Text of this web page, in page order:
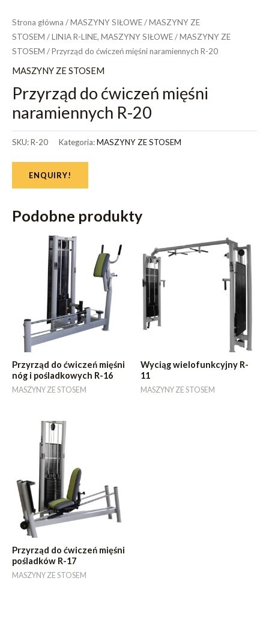
Strona główna /MASZYNY SIŁOWE/MASZYNY ZE
STOSEM /LINIA R-LINE, MASZYNY SIŁOWE/MASZYNY ZE
STOSEM / Przyrząd do ćwiczeń mięśni naramiennych R-20
MASZYNY ZE STOSEM
Przyrząd do ćwiczeń mięśni
naramiennych R-20
SKU:R-20 Kategoria:MASZYNY ZE STOSEM
ENQUIRY!
Podobne produkty
Przyrząd do ćwiczeń mięśni
nóg i pośladkowych R-16
MASZYNY ZE STOSEM
Wyciąg wielofunkcyjny R-
11
MASZYNY ZE STOSEM
Przyrząd do ćwiczeń mięśni
pośladków R-17
MASZYNY ZE STOSEM